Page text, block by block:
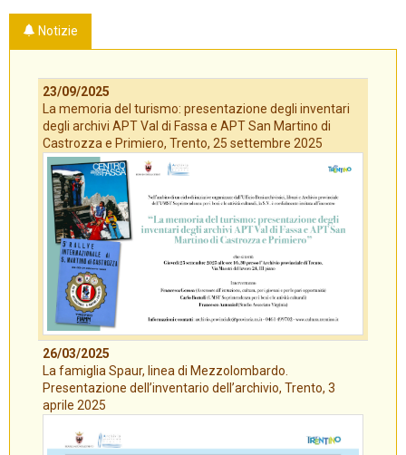
Notizie
23/09/2025
La memoria del turismo: presentazione degli inventari
degli archivi APT Val di Fassa e APT San Martino di
Castrozza e Primiero, Trento, 25 settembre 2025
26/03/2025
La famiglia Spaur, linea di Mezzolombardo.
Presentazione dell’inventario dell’archivio, Trento, 3
aprile 2025